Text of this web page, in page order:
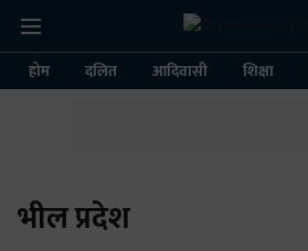
होम दलित आदिवासी शिक्षा
भील प्रदेश